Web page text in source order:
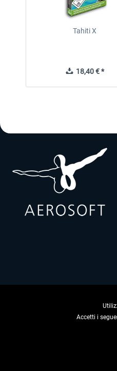
Tahiti X
18,40 € *
Accetti i